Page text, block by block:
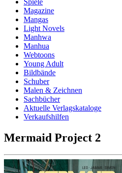
Spiele
Magazine
Mangas
Light Novels
Manhwa
Manhua
Webtoons
Young Adult
Bildbände
Schuber
Malen & Zeichnen
Sachbücher
Aktuelle Verlagskataloge
Verkaufshilfen
Mermaid Project 2